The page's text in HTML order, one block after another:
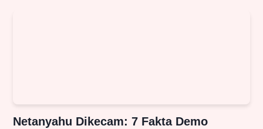
Netanyahu Dikecam: 7 Fakta Demo